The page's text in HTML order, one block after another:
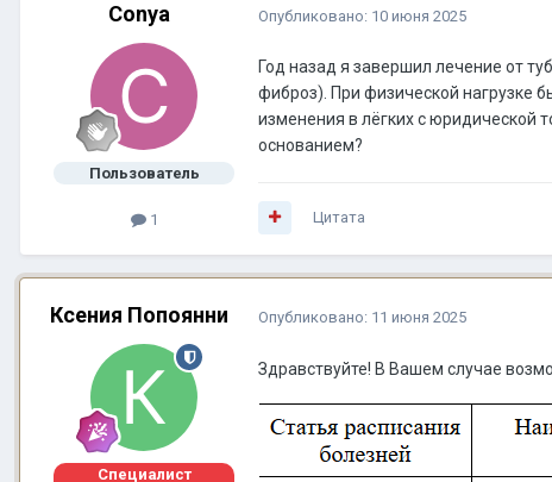
Conya
Пользователь
1
Опубликовано: 10 июня 2025
Год назад я завершил лечение от
фиброз). При физической нагрузке
изменения в лёгких с юридической
основанием?
Цитата
Ксения Попоянни
Специалист
Опубликовано: 11 июня 2025
Здравствуйте! В Вашем случае